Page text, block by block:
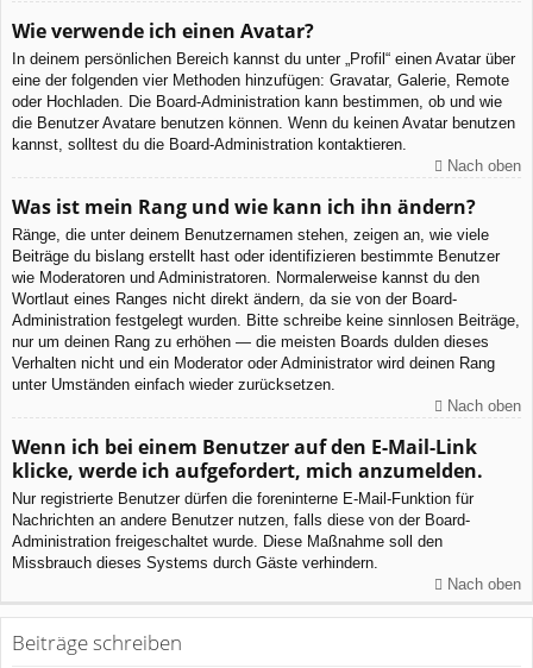
Wie verwende ich einen Avatar?
In deinem persönlichen Bereich kannst du unter „Profil“ einen Avatar über
eine der folgenden vier Methoden hinzufügen: Gravatar, Galerie, Remote
oder Hochladen. Die Board-Administration kann bestimmen, ob und wie
die Benutzer Avatare benutzen können. Wenn du keinen Avatar benutzen
kannst, solltest du die Board-Administration kontaktieren.
Nach oben
Was ist mein Rang und wie kann ich ihn ändern?
Ränge, die unter deinem Benutzernamen stehen, zeigen an, wie viele
Beiträge du bislang erstellt hast oder identifizieren bestimmte Benutzer
wie Moderatoren und Administratoren. Normalerweise kannst du den
Wortlaut eines Ranges nicht direkt ändern, da sie von der Board-
Administration festgelegt wurden. Bitte schreibe keine sinnlosen Beiträge,
nur um deinen Rang zu erhöhen — die meisten Boards dulden dieses
Verhalten nicht und ein Moderator oder Administrator wird deinen Rang
unter Umständen einfach wieder zurücksetzen.
Nach oben
Wenn ich bei einem Benutzer auf den E-Mail-Link
klicke, werde ich aufgefordert, mich anzumelden.
Nur registrierte Benutzer dürfen die foreninterne E-Mail-Funktion für
Nachrichten an andere Benutzer nutzen, falls diese von der Board-
Administration freigeschaltet wurde. Diese Maßnahme soll den
Missbrauch dieses Systems durch Gäste verhindern.
Nach oben
Beiträge schreiben